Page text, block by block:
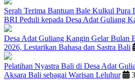
Serah Terima Bantuan Bale Kulkul Pura
BRI Peduli kepada Desa Adat Guliang
Desa Adat Guliang Kangin Gelar Bulan
2026, Lestarikan Bahasa dan Sastra Bali
Pelatihan Nyastra Bali di Desa Adat
Aksara Bali sebagai Warisan Leluhur